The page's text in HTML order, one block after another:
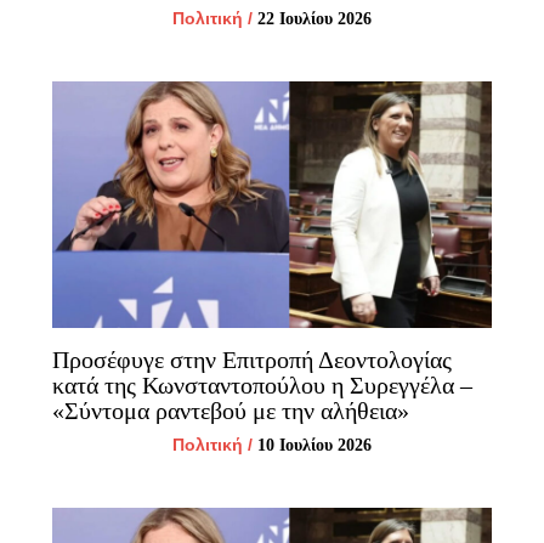
Πολιτική / 22 Ιουλίου 2026
Προσέφυγε στην Επιτροπή Δεοντολογίας
κατά της Κωνσταντοπούλου η Συρεγγέλα –
«Σύντομα ραντεβού με την αλήθεια»
Πολιτική / 10 Ιουλίου 2026